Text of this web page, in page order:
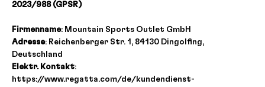
2023/988 (GPSR)
Firmenname: Mountain Sports Outlet GmbH
Adresse: Reichenberger Str. 1, 84130 Dingolfing,
Deutschland
Elektr. Kontakt:
https://www.regatta.com/de/kundendienst-